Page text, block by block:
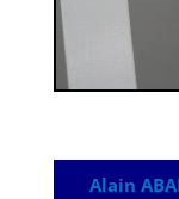
Alain